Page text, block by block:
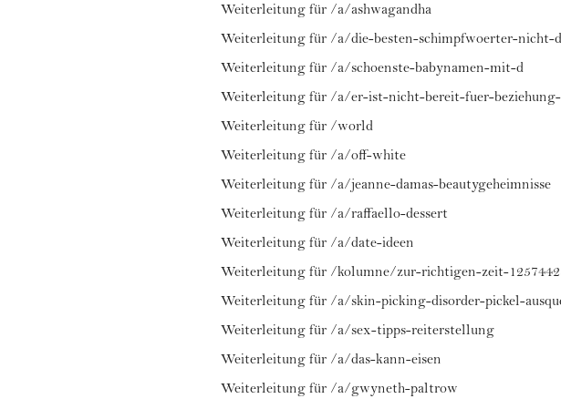
Weiterleitung für /a/ashwagandha
Weiterleitung für /a/die-besten-schimpfwoerter-nicht-
Weiterleitung für /a/schoenste-babynamen-mit-d
Weiterleitung für /a/er-ist-nicht-bereit-fuer-beziehung-
Weiterleitung für /world
Weiterleitung für /a/off-white
Weiterleitung für /a/jeanne-damas-beautygeheimnisse
Weiterleitung für /a/raffaello-dessert
Weiterleitung für /a/date-ideen
Weiterleitung für /kolumne/zur-richtigen-zeit-
Weiterleitung für /a/skin-picking-disorder-pickel-
Weiterleitung für /a/sex-tipps-reiterstellung
Weiterleitung für /a/das-kann-eisen
Weiterleitung für /a/gwyneth-paltrow